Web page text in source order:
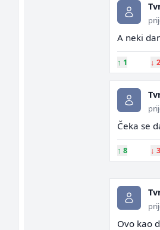
A neki
↑ 1 ↓ 2
Čeka se
↑ 8 ↓ 3
Ovo kao